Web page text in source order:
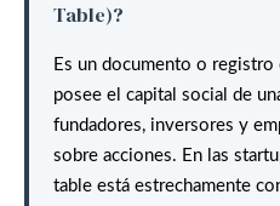
Table)?
Es un documento o
posee el capital social de
fundadores, inversores y
sobre acciones. En las
table está estrechamente